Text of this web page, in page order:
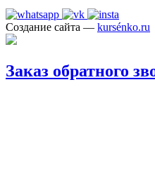
Создание сайта — kursénko.ru
Заказ обратного